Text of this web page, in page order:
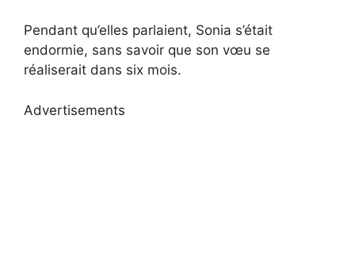
Pendant qu’elles parlaient, Sonia s’était
endormie, sans savoir que son vœu se
réaliserait dans six mois.
Advertisements